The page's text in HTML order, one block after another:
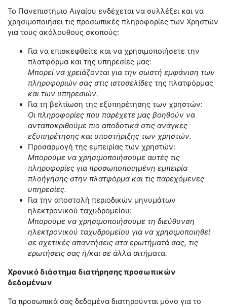
Το Πανεπιστήμιο Αιγαίου ενδέχεται να συλλέξει και να
χρησιμοποιήσει τις προσωπικές πληροφορίες των Χρηστών
για τους ακόλουθους σκοπούς:
Για να επισκεφθείτε και να χρησιμοποιήσετε την
πλατφόρμα και της υπηρεσίες μας:
Μπορεί να χρειάζονται για την σωστή εμφάνιση των
πληροφοριών σας στις ιστοσελίδες της πλατφόρμας
και των υπηρεσιών.
Για τη βελτίωση της εξυπηρέτησης των χρηστών:
Οι πληροφορίες που παρέχετε μας βοηθούν να
ανταποκριθούμε πιο αποδοτικά στις ανάγκες
εξυπηρέτησης και υποστήριξης των χρηστών.
Προσαρμογή της εμπειρίας των χρηστών:
Μπορούμε να χρησιμοποιήσουμε αυτές τις
πληροφορίες για προσωποποιημένη εμπειρία
πλοήγησης στην πλατφόρμα και τις παρεχόμενες
υπηρεσίες.
Για την αποστολή περιοδικών μηνυμάτων
ηλεκτρονικού ταχυδρομείου:
Μπορούμε να χρησιμοποιήσουμε τη διεύθυνση
ηλεκτρονικού ταχυδρομείου για να χρησιμοποιηθεί
σε σχετικές απαντήσεις στα ερωτήματά σας, τις
ερωτήσεις σας ή/και σε άλλα αιτήματα.
Χρονικό διάστημα διατήρησης προσωπικών
δεδομένων
Τα προσωπικά σας δεδομένα διατηρούνται μόνο για το